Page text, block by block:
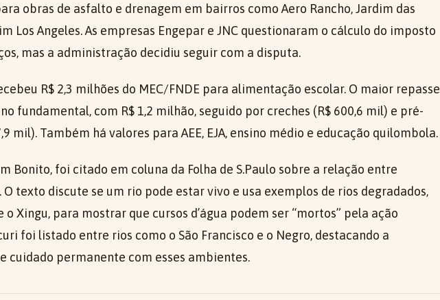
obras de asfalto e drenagem em bairros como Aero Rancho, Jardim das
Los Angeles. As empresas Engepar e JNC questionaram o cálculo do imposto
mas a administração decidiu seguir com a disputa.
R$ 2,3 milhões do MEC/FNDE para alimentação escolar. O maior repasse
fundamental, com R$ 1,2 milhão, seguido por creches (R$ 600,6 mil) e pré-
mil). Também há valores para AEE, EJA, ensino médio e educação quilombola.
Bonito, foi citado em coluna da Folha de S.Paulo sobre a relação entre
O texto discute se um rio pode estar vivo e usa exemplos de rios degradados,
o Xingu, para mostrar que cursos d’água podem ser “mortos” pela ação
foi listado entre rios como o São Francisco e o Negro, destacando a
cuidado permanente com esses ambientes.